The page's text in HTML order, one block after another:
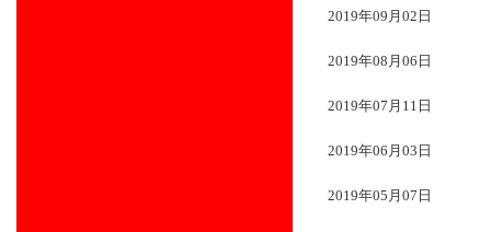
2019年09月02日
2019年08月06日
2019年07月11日
2019年06月03日
2019年05月07日